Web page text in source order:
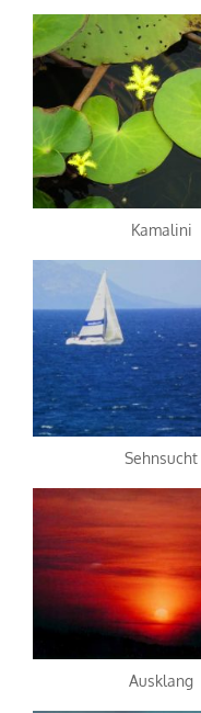
Kamalini
Sehnsucht
Ausklang